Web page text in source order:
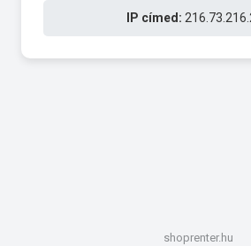
IP címed:
shoprenter.hu